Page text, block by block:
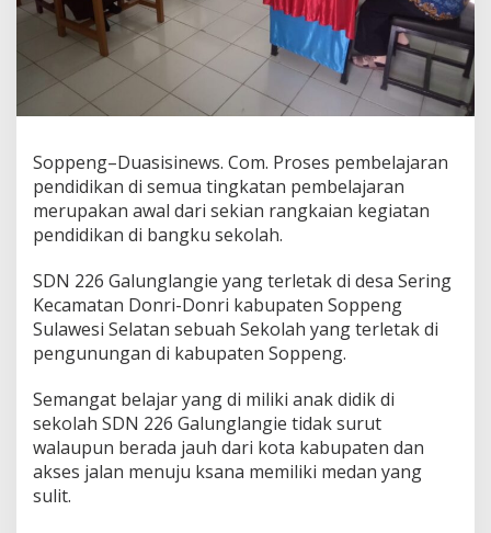
Soppeng–Duasisinews. Com. Proses pembelajaran
pendidikan di semua tingkatan pembelajaran
merupakan awal dari sekian rangkaian kegiatan
pendidikan di bangku sekolah.
SDN 226 Galunglangie yang terletak di desa Sering
Kecamatan Donri-Donri kabupaten Soppeng
Sulawesi Selatan sebuah Sekolah yang terletak di
pengunungan di kabupaten Soppeng.
Semangat belajar yang di miliki anak didik di
sekolah SDN 226 Galunglangie tidak surut
walaupun berada jauh dari kota kabupaten dan
akses jalan menuju ksana memiliki medan yang
sulit.